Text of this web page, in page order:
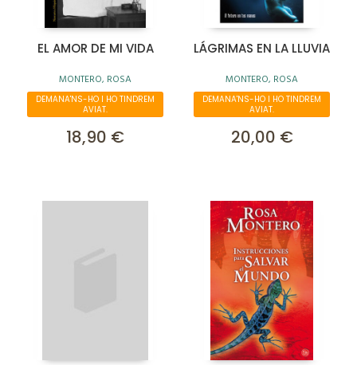
EL AMOR DE MI VIDA
MONTERO, ROSA
DEMANA'NS-HO I HO TINDREM
AVIAT.
18,90 €
LÁGRIMAS EN LA LLUVIA
MONTERO, ROSA
DEMANA'NS-HO I HO TINDREM
AVIAT.
20,00 €